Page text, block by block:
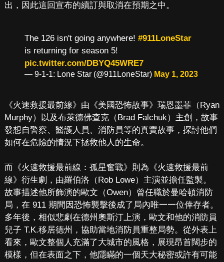
出，因此這回宣布的續訂與取消在預期之中。
The 126 isn't going anywhere! #911LoneStar
is returning for season 5!
pic.twitter.com/DBYQ45WRE7
— 9-1-1: Lone Star (@911LoneStar) May 1, 2023
《火速救援最前線》由《美國恐怖故事》瑞恩墨菲（Ryan
Murphy）以及布萊德佛查克（Brad Falchuk）主創，故事
發想自警察、醫護人員、消防員等的真實故事，探討他們
如何在危險的情況下拯救他人的生命。
而《火速救援最前線：孤星奮戰》則為《火速救援最前
線》衍生劇，由羅伯洛（Rob Lowe）主演並擔任監製。
故事描述他所飾演的歐文（Owen）曾任職於曼哈頓消防
局，在 911 期間因恐怖襲擊後成了局內唯一一位倖存者。
多年後，相似悲劇在德州奧斯汀上演，歐文和他的消防員
兒子 T.K.移居德州，協助當地消防員重整局勢。從外表上
看來，歐文整個人充滿了大城市的風格，展現昂首闊步的
模樣，但在表面之下，他隱瞞的一個天大秘密或許有可能